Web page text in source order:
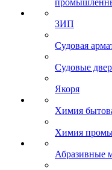
ЗИП
Судовая
Судовые
Якоря
Химия
Химия
Абразивные